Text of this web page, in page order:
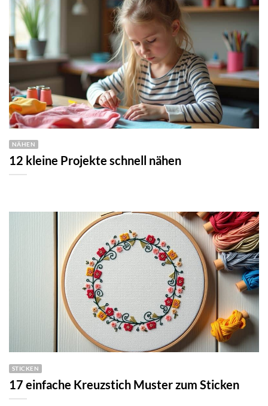
NÄHEN
12 kleine Projekte schnell nähen
STICKEN
17 einfache Kreuzstich Muster zum Sticken